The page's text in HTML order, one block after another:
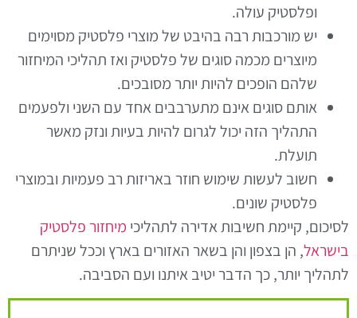
ופלסטיק עולה.
יש מורכבות רבה בהיבט של מוצרי פלסטיק מסוימים
מיוצרים מכמה סוגים של פלסטיק ואז תהליכי המיחזור
שלהם הופכים להיות יותר מסובכים.
אותם סוגים אינם מתערבבים אחד עם השני ולפעמים
התהליך הזה יכול לגרום להיות בעיות ונזק מאשר
תועלת.
חשוב לעשות שימוש חוזר באריזות רב פעמיות ובמוצרי
פלסטיק שונים.
לסיכום, קיימת חשיבות אדירה לתהליכי מיחזור פלסטיק
בישראל, הן בצפון והן בשאר האזורים בארץ וככל שניתרם
לתהליך יותר, כך הדבר יטיב איתנו ועם הסביבה.